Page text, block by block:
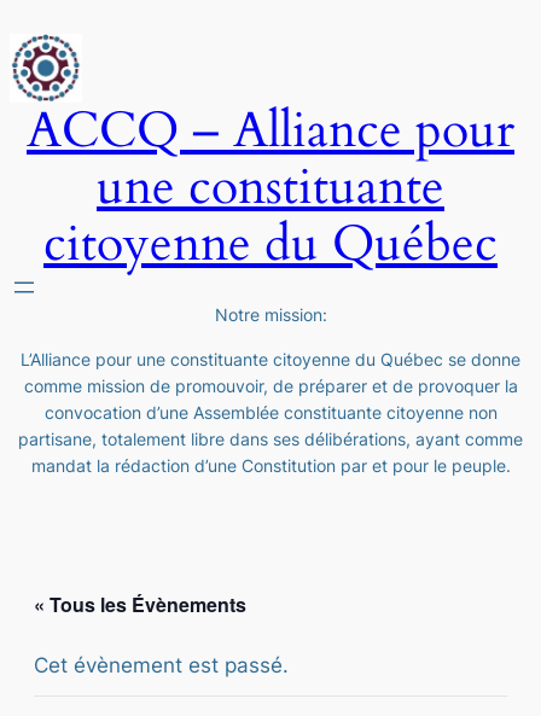
ACCQ – Alliance pour
une constituante
citoyenne du Québec
Notre mission:
L’Alliance pour une constituante citoyenne du Québec se donne
comme mission de promouvoir, de préparer et de provoquer la
convocation d’une Assemblée constituante citoyenne non
partisane, totalement libre dans ses délibérations, ayant comme
mandat la rédaction d’une Constitution par et pour le peuple.
« Tous les Évènements
Cet évènement est passé.